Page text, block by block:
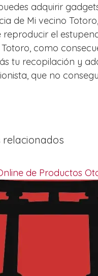
adquirir
de Mi vecino
reproducir el
como
tu recopilación y
que no
de Productos